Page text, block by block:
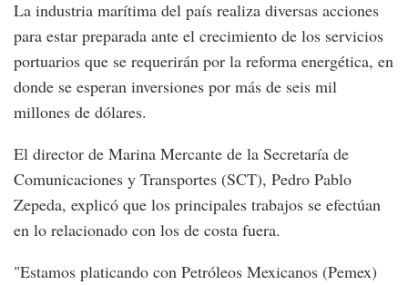
La industria marítima del país realiza diversas acciones
para estar preparada ante el crecimiento de los servicios
portuarios que se requerirán por la reforma energética, en
donde se esperan inversiones por más de seis mil
millones de dólares.
El director de Marina Mercante de la Secretaría de
Comunicaciones y Transportes (SCT), Pedro Pablo
Zepeda, explicó que los principales trabajos se efectúan
en lo relacionado con los de costa fuera.
"Estamos platicando con Petróleos Mexicanos (Pemex)